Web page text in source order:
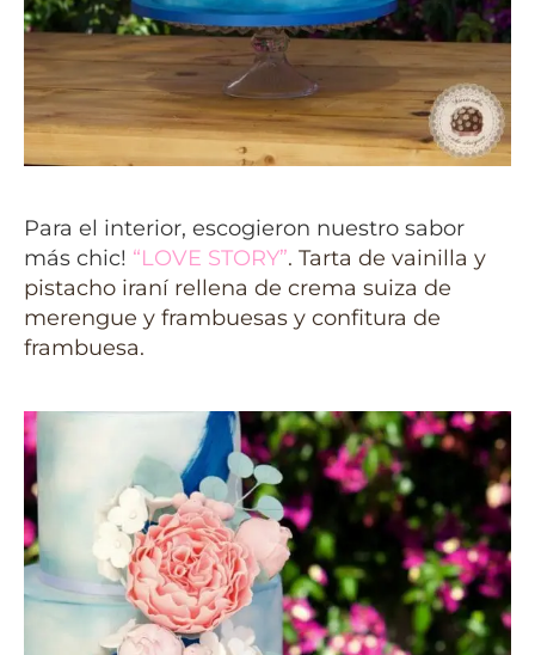
Para el interior, escogieron nuestro sabor
más chic! “LOVE STORY”. Tarta de vainilla y
pistacho iraní rellena de crema suiza de
merengue y frambuesas y confitura de
frambuesa.